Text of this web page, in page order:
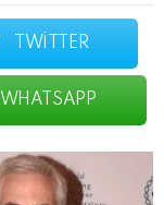
TWITTER
WHATSAPP